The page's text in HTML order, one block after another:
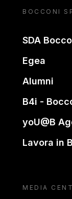
BOCCONI
SDA
Egea
Alumni
B4i -
yoU@B
Lavora in
MEDIA